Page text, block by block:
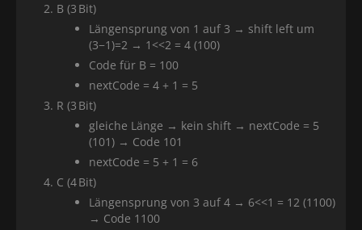
B (3 Bit)
Längensprung von 1 auf 3 → shift left um
(3−1)=2 → 1<<2 = 4 (100)
Code für B = 100
nextCode = 4 + 1 = 5
R (3 Bit)
gleiche Länge → kein shift → nextCode = 5
(101) → Code 101
nextCode = 5 + 1 = 6
C (4 Bit)
Längensprung von 3 auf 4 → 6<<1 = 12 (1100)
→ Code 1100